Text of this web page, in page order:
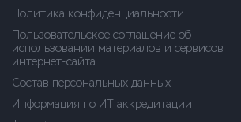
Политика конфиденциальности
Пользовательское соглашение об
использовании материалов и сервисов
интернет-сайта
Состав персональных данных
Информация по ИТ аккредитации